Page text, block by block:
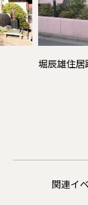
堀辰雄住居
関連イ